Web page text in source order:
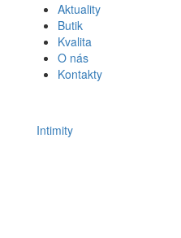
Aktuality
Butik
Kvalita
O nás
Kontakty
Intimity